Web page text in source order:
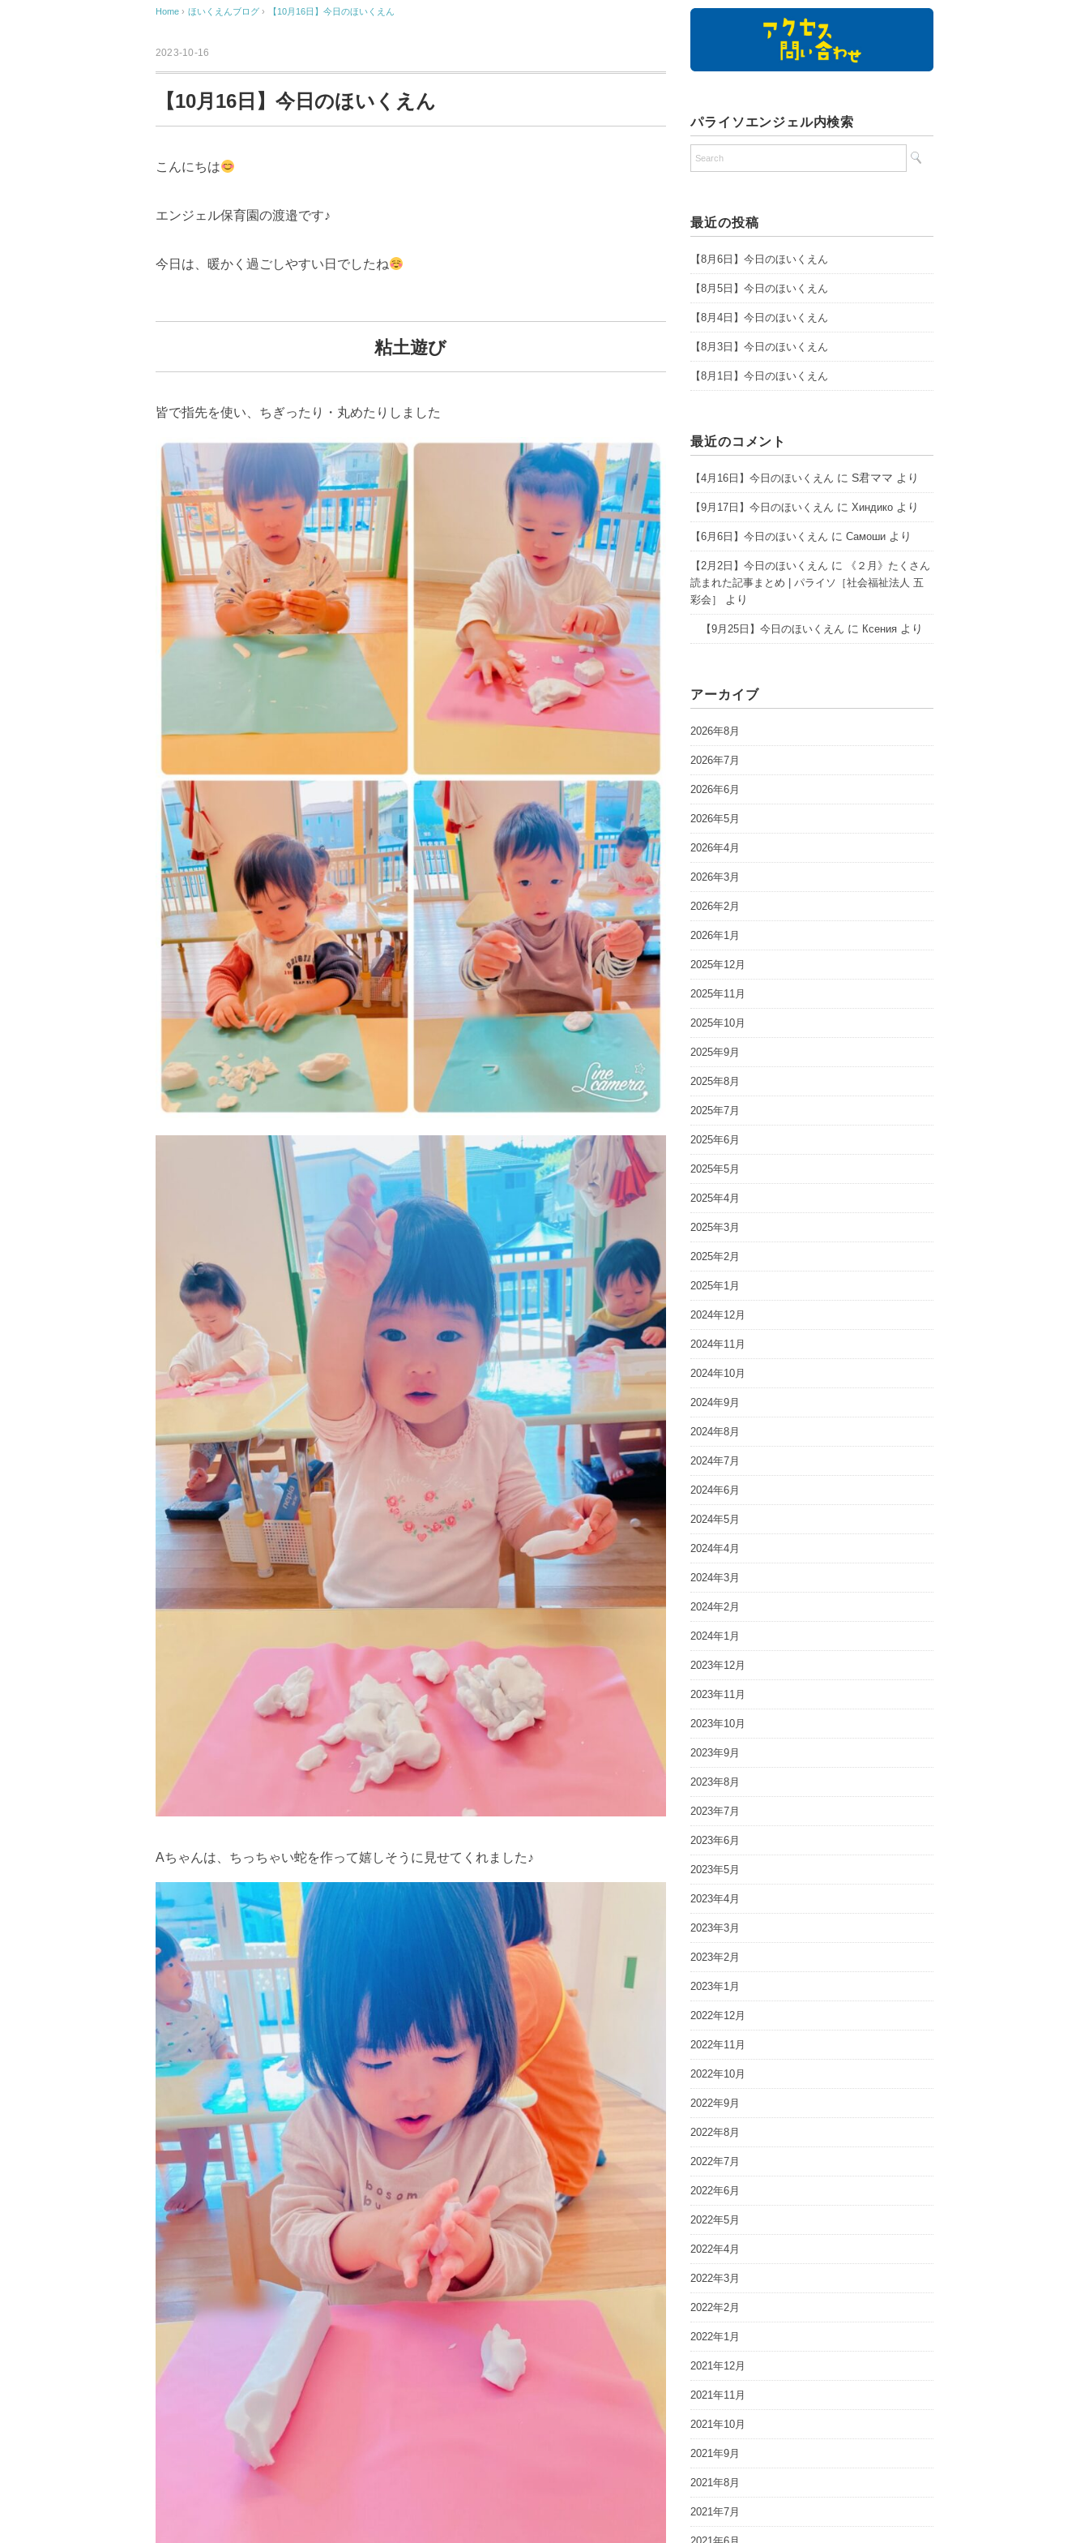
Home › ほいくえんブログ › 【10月16日】今日のほいくえん
2023-10-16
【10月16日】今日のほいくえん
こんにちは
エンジェル保育園の渡邉です♪
今日は、暖かく過ごしやすい日でしたね
粘土遊び
皆で指先を使い、ちぎったり・丸めたりしました
Aちゃんは、ちっちゃい蛇を作って嬉しそうに見せてくれました♪
パライソエンジェル内検索
最近の投稿
【8月6日】今日のほいくえん
【8月5日】今日のほいくえん
【8月4日】今日のほいくえん
【8月3日】今日のほいくえん
【8月1日】今日のほいくえん
最近のコメント
【4月16日】今日のほいくえん に S君ママ より
【9月17日】今日のほいくえん にХиндико より
【6月6日】今日のほいくえん にСамоши より
【2月2日】今日のほいくえん に
《２月》たくさん
読まれた記事まとめ | パライソ［社会福祉法人 五
彩会］
より
【9月25日】今日のほいくえん に Ксения より
アーカイブ
2026年8月
2026年7月
2026年6月
2026年5月
2026年4月
2026年3月
2026年2月
2026年1月
2025年12月
2025年11月
2025年10月
2025年9月
2025年8月
2025年7月
2025年6月
2025年5月
2025年4月
2025年3月
2025年2月
2025年1月
2024年12月
2024年11月
2024年10月
2024年9月
2024年8月
2024年7月
2024年6月
2024年5月
2024年4月
2024年3月
2024年2月
2024年1月
2023年12月
2023年11月
2023年10月
2023年9月
2023年8月
2023年7月
2023年6月
2023年5月
2023年4月
2023年3月
2023年2月
2023年1月
2022年12月
2022年11月
2022年10月
2022年9月
2022年8月
2022年7月
2022年6月
2022年5月
2022年4月
2022年3月
2022年2月
2022年1月
2021年12月
2021年11月
2021年10月
2021年9月
2021年8月
2021年7月